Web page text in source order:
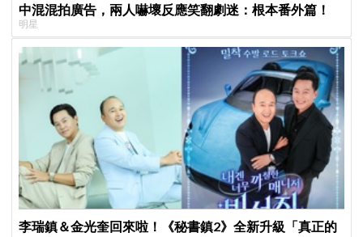
中混混拍廣告，兩人嚇壞反應笑翻劇迷：根本番外篇！
明星
李瑞鎮＆金光奎回來啦！《秘書鎮2》全新升級「真正的